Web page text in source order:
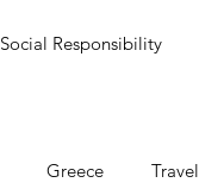
Social Responsibility
Greece Travel